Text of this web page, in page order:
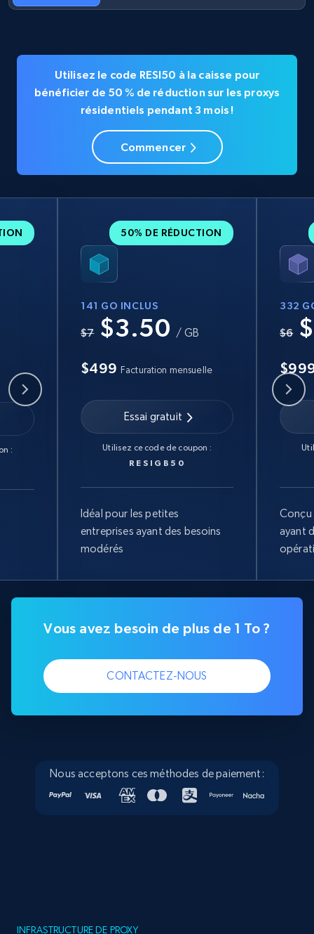
Utilisez le code RESI50 à la caisse pour
bénéficier de 50 % de réduction sur les proxys
résidentiels pendant 3 mois !
Commencer
:
50% DE RÉDUCTION
141 GO INCLUS
$7 $3.50 / GB
$499 Facturation mensuelle
Essai gratuit
Utilisez ce code de coupon :
RESIGB50
Idéal pour les petites
entreprises ayant des besoins
modérés
332
$6
Conçu
ayant
Vous avez besoin de plus de 1 To ?
CONTACTEZ-NOUS
Nous acceptons ces méthodes de paiement:
INFRASTRUCTURE DE PROXY